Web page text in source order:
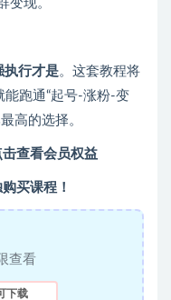
变现。
执行才是。这套教程将
能跑通“起号-涨粉-变
高的选择。
击查看会员权益
买课程！
查看
下载